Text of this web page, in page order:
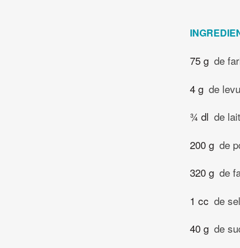
75 g de
4 g de
¾ dl de lait
200 g de
320 g de
1 cc de sel
40 g de